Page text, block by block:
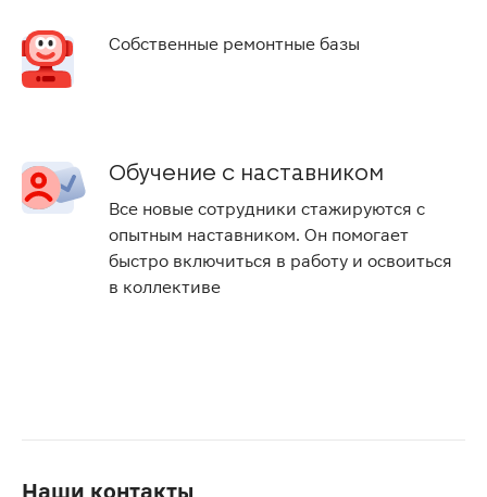
Собственные ремонтные базы
Обучение с наставником
Все новые сотрудники стажируются с
опытным наставником. Он помогает
быстро включиться в работу и освоиться
в коллективе